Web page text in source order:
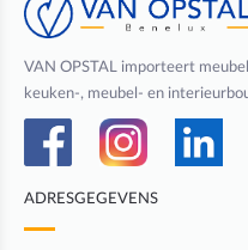
VAN OPSTAL importeert
keuken-, meubel- en
ADRESGEGEVENS